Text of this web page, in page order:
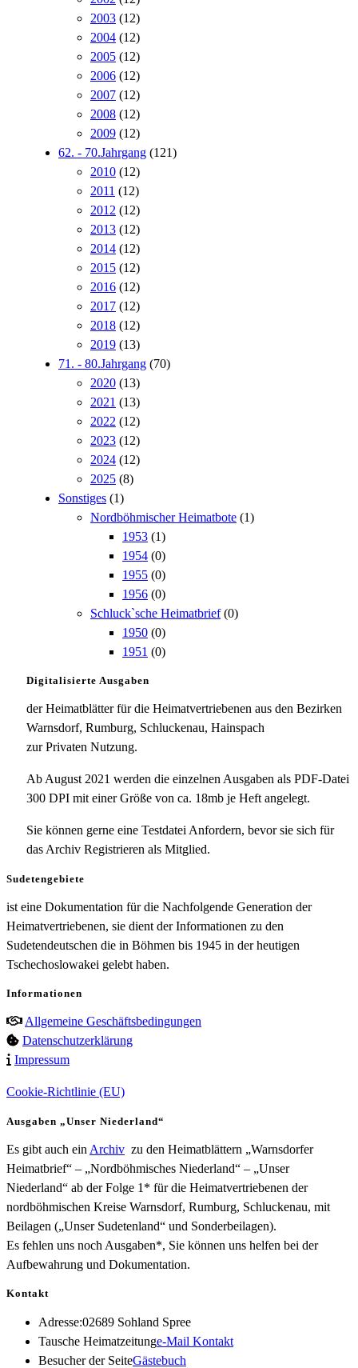
2003 (12)
2004 (12)
2005 (12)
2006 (12)
2007 (12)
2008 (12)
2009 (12)
62. - 70.Jahrgang (121)
2010 (12)
2011 (12)
2012 (12)
2013 (12)
2014 (12)
2015 (12)
2016 (12)
2017 (12)
2018 (12)
2019 (13)
71. - 80.Jahrgang (70)
2020 (13)
2021 (13)
2022 (12)
2023 (12)
2024 (12)
2025 (8)
Sonstiges (1)
Nordböhmischer Heimatbote (1)
1953 (1)
1954 (0)
1955 (0)
1956 (0)
Schluck`sche Heimatbrief (0)
1950 (0)
1951 (0)
Digitalisierte Ausgaben
der Heimatblätter für die Heimatvertriebenen aus den Bezirken
Warnsdorf, Rumburg, Schluckenau, Hainspach
zur Privaten Nutzung.
Ab August 2021 werden die einzelnen Ausgaben als PDF-Datei
300 DPI mit einer Größe von ca. 18mb je Heft angelegt.
Sie können gerne eine Testdatei Anfordern, bevor sie sich für
das Archiv Registrieren als Mitglied.
Sudetengebiete
ist eine Dokumentation für die Nachfolgende Generation der
Heimatvertriebenen, sie dient der Informationen zu den
Sudetendeutschen die in Böhmen bis 1945 in der heutigen
Tschechoslowakei gelebt haben.
Informationen
Allgemeine Geschäftsbedingungen
Datenschutzerklärung
Impressum
Cookie-Richtlinie (EU)
Ausgaben „Unser Niederland“
Es gibt auch ein Archiv zu den Heimatblättern „Warnsdorfer
Heimatbrief“ – „Nordböhmisches Niederland“ – „Unser
Niederland“ ab der Folge 1* für die Heimatvertriebenen der
nordböhmischen Kreise Warnsdorf, Rumburg, Schluckenau, mit
Beilagen („Unser Sudetenland“ und Sonderbeilagen).
Es fehlen uns noch Ausgaben*, Sie können uns helfen bei der
Aufbewahrung und Dokumentation.
Kontakt
Adresse:02689 Sohland Spree
Tausche Heimatzeitunge-Mail KontaktOpens
Besucher der SeiteGästebuch